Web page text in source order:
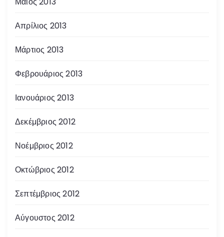
Απρίλιος 2013
Μάρτιος 2013
Φεβρουάριος 2013
Ιανουάριος 2013
Δεκέμβριος 2012
Νοέμβριος 2012
Οκτώβριος 2012
Σεπτέμβριος 2012
Αύγουστος 2012